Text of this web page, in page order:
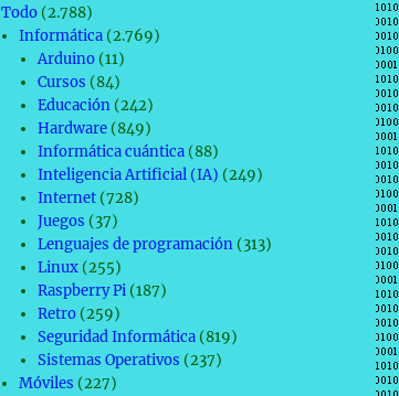
Todo (2.788)
Informática (2.769)
Arduino(11)
Cursos (84)
Educación(242)
Hardware(849)
Informática cuántica(88)
Inteligencia Artificial (IA) (249)
Internet(728)
Juegos (37)
Lenguajes de programación(313)
Linux(255)
Raspberry Pi(187)
Retro(259)
Seguridad Informática(819)
Sistemas Operativos (237)
Móviles (227)